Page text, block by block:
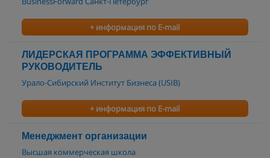
+ информация по E-mail
ЛИДЕРСКАЯ ПРОГРАММА ЭФФЕКТИВНЫЙ
РУКОВОДИТЕЛЬ
Урало-Сибирский Институт Бизнеса (USIB)
+ информация по E-mail
Менеджмент организации
Высшая коммерческая школа